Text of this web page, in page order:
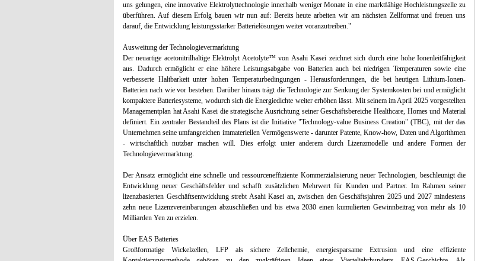
uns gelungen, eine innovative Elektrolyttechnologie innerhalb weniger Monate in eine marktfähige Hochleistungszelle zu
überführen. Auf diesem Erfolg bauen wir nun auf: Bereits heute arbeiten wir am nächsten Zellformat und freuen uns
darauf, die Entwicklung leistungsstarker Batterielösungen weiter voranzutreiben."
Ausweitung der Technologievermarktung
Der neuartige acetonitrilhaltige Elektrolyt Acetolyte™ von Asahi Kasei zeichnet sich durch eine hohe Ionenleitfähigkeit
aus. Dadurch ermöglicht er eine höhere Leistungsabgabe von Batterien auch bei niedrigen Temperaturen sowie eine
verbesserte Haltbarkeit unter hohen Temperaturbedingungen - Herausforderungen, die bei heutigen Lithium-Ionen-
Batterien nach wie vor bestehen. Darüber hinaus trägt die Technologie zur Senkung der Systemkosten bei und ermöglicht
kompaktere Batteriesysteme, wodurch sich die Energiedichte weiter erhöhen lässt. Mit seinem im April 2025 vorgestellten
Managementplan hat Asahi Kasei die strategische Ausrichtung seiner Geschäftsbereiche Healthcare, Homes und Material
definiert. Ein zentraler Bestandteil des Plans ist die Initiative "Technology-value Business Creation" (TBC), mit der das
Unternehmen seine umfangreichen immateriellen Vermögenswerte - darunter Patente, Know-how, Daten und Algorithmen
- wirtschaftlich nutzbar machen will. Dies erfolgt unter anderem durch Lizenzmodelle und andere Formen der
Technologievermarktung.
Der Ansatz ermöglicht eine schnelle und ressourceneffiziente Kommerzialisierung neuer Technologien, beschleunigt die
Entwicklung neuer Geschäftsfelder und schafft zusätzlichen Mehrwert für Kunden und Partner. Im Rahmen seiner
lizenzbasierten Geschäftsentwicklung strebt Asahi Kasei an, zwischen den Geschäftsjahren 2025 und 2027 mindestens
zehn neue Lizenzvereinbarungen abzuschließen und bis etwa 2030 einen kumulierten Gewinnbeitrag von mehr als 10
Milliarden Yen zu erzielen.
Über EAS Batteries
Großformatige Wickelzellen, LFP als sichere Zellchemie, energiesparsame Extrusion und eine effiziente